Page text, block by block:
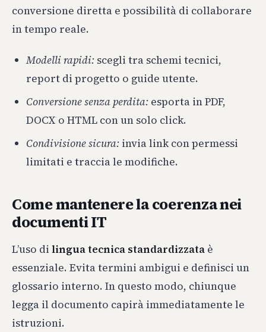
conversione diretta e possibilità di collaborare
in tempo reale.
Modelli rapidi: scegli tra schemi tecnici,
report di progetto o guide utente.
Conversione senza perdita: esporta in PDF,
DOCX o HTML con un solo click.
Condivisione sicura: invia link con permessi
limitati e traccia le modifiche.
Come mantenere la coerenza nei
documenti IT
L’uso dilingua tecnica standardizzata è
essenziale. Evita termini ambigui e definisci un
glossario interno. In questo modo, chiunque
legga il documento capirà immediatamente le
istruzioni.